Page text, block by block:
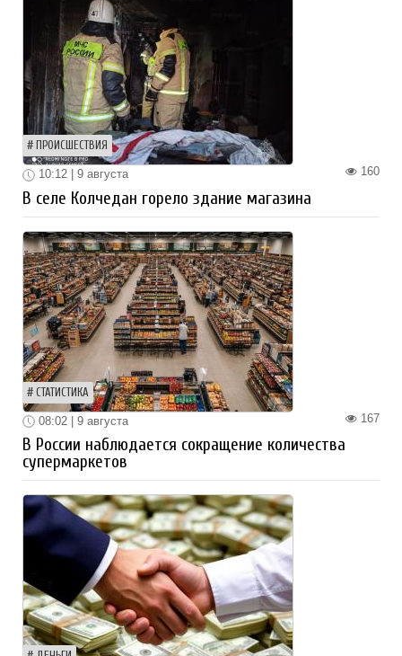
ПРОИСШЕСТВИЯ
160
10:12 | 9 августа
В селе Колчедан горело здание магазина
СТАТИСТИКА
167
08:02 | 9 августа
В России наблюдается сокращение количества
супермаркетов